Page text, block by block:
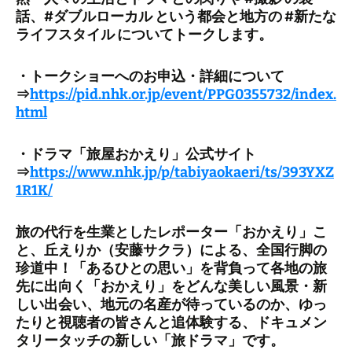
話、#ダブルローカル という都会と地方の #新たな
ライフスタイル についてトークします。
・トークショーへのお申込・詳細について
⇒https://pid.nhk.or.jp/event/PPG0355732/index.
html
・ドラマ「旅屋おかえり」公式サイト
⇒https://www.nhk.jp/p/tabiyaokaeri/ts/393YXZ
1R1K/
旅の代行を生業としたレポーター「おかえり」こ
と、丘えりか（安藤サクラ）による、全国行脚の
珍道中！「あるひとの思い」を背負って各地の旅
先に出向く「おかえり」をどんな美しい風景・新
しい出会い、地元の名産が待っているのか、ゆっ
たりと視聴者の皆さんと追体験する、ドキュメン
タリータッチの新しい「旅ドラマ」です。